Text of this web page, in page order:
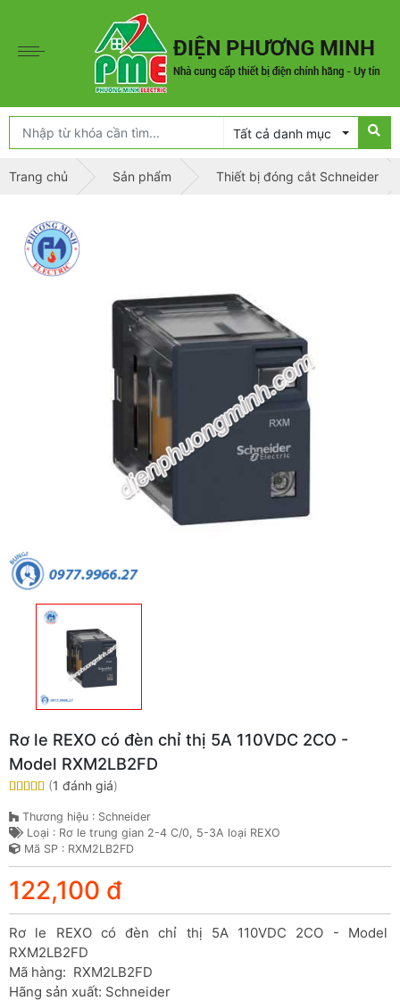
Tất cả danh mục
Trang chủ Sản phẩm Thiết bị đóng cắt Schneider
Rơ le REXO có đèn chỉ thị 5A 110VDC 2CO -
Model RXM2LB2FD
(1 đánh giá)
Thương hiệu : Schneider
Loại : Rơ le trung gian 2-4 C/0, 5-3A loại REXO
Mã SP : RXM2LB2FD
122,100 đ
Rơ le REXO có đèn chỉ thị 5A 110VDC 2CO - Model
RXM2LB2FD
Mã hàng:  RXM2LB2FD
Hãng sản xuất: Schneider